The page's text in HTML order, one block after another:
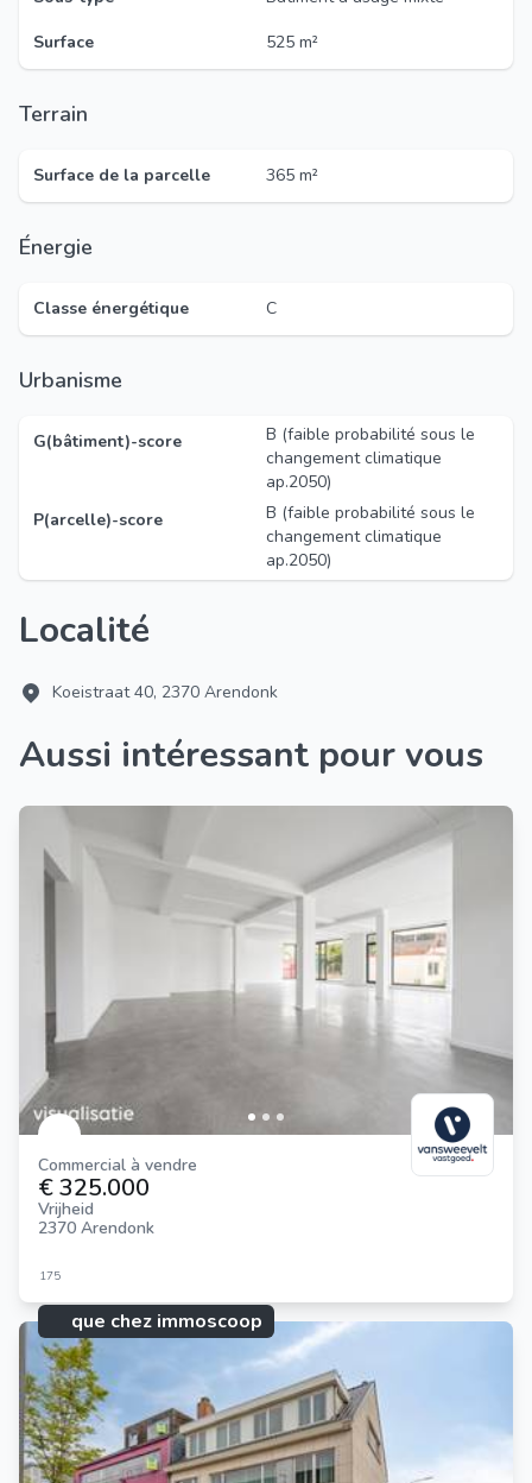
Surface
525 m²
Terrain
Surface de la parcelle 365 m²
Énergie
Classe énergétique C
Urbanisme
G(bâtiment)-score
B (faible probabilité sous le
changement climatique
ap.2050)
P(arcelle)-score
B (faible probabilité sous le
changement climatique
ap.2050)
Localité
Koeistraat 40, 2370 Arendonk
Aussi intéressant pour vous
Commercial à vendre
€ 325.000
Vrijheid
2370 Arendonk
175
que chez immoscoop